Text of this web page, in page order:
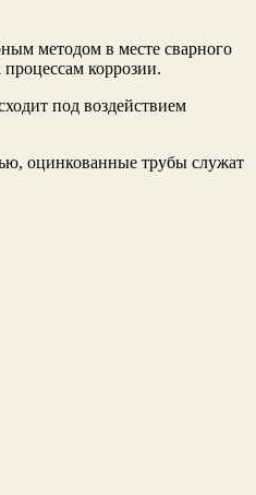
методом в месте сварного
коррозии.
под воздействием
оцинкованные трубы служат